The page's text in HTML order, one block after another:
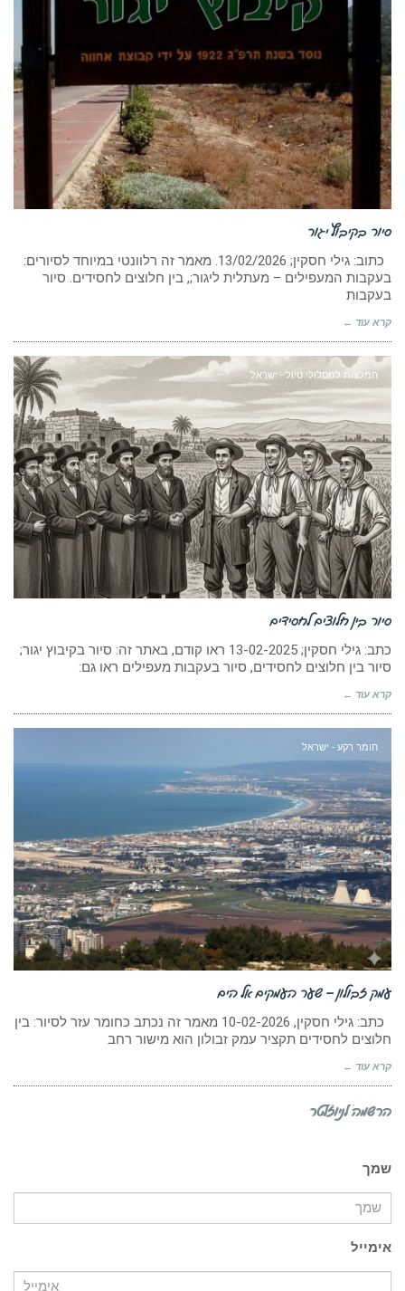
סיור בקיבוץ יגור
כתוב: גילי חסקין; ‏13/02/2026. מאמר זה רלוונטי במיוחד לסיורים:
בעקבות המעפילים – מעתלית ליגור;, בין חלוצים לחסידים. סיור
בעקבות
קרא עוד ←
המלצות למסלולי טיול - ישראל
סיור בין חלוצים לחסידים
כתב: גילי חסקין; 13-02-2025 ראו קודם, באתר זה: סיור בקיבוץ יגור;
סיור בין חלוצים לחסידים, סיור בעקבות מעפילים ראו גם:
קרא עוד ←
חומר רקע - ישראל
עמק זבולון – שער העמקים אל הים
כתב: גילי חסקין, 10-02-2026 מאמר זה נכתב כחומר עזר לסיור: בין
חלוצים לחסידים תקציר עמק זבולון הוא מישור רחב
קרא עוד ←
הרשמה לניוזלטר
שמך
אימייל